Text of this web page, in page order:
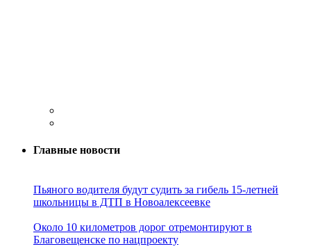
Главные новости
Пьяного водителя будут судить за гибель 15-летней
школьницы в ДТП в Новоалексеевке
Около 10 километров дорог отремонтируют в
Благовещенске по нацпроекту